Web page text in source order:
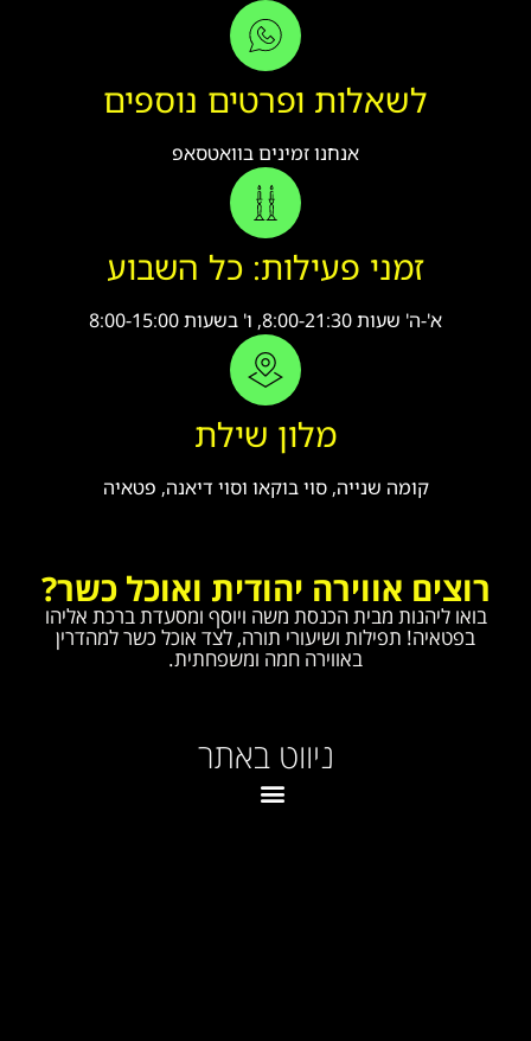
לשאלות ופרטים נוספים
אנחנו זמינים בוואטסאפ
זמני פעילות: כל השבוע
א'-ה' שעות 8:00-21:30, ו' בשעות 8:00-15:00
מלון שילת
קומה שנייה, סוי בוקאו וסוי דיאנה, פטאיה
רוצים אווירה יהודית ואוכל כשר?
בואו ליהנות מבית הכנסת משה ויוסף ומסעדת ברכת אליהו
בפטאיה! תפילות ושיעורי תורה, לצד אוכל כשר למהדרין
באווירה חמה ומשפחתית.
ניווט באתר